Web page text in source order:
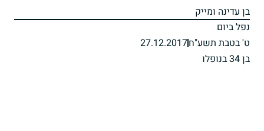
בן עדינה ומייק
נפל ביום
ט' בטבת תשע"ח27.12.2017
בן 34 בנופלו